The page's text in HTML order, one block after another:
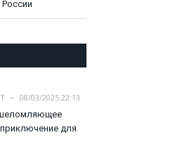
08/03/2025 22:13
для